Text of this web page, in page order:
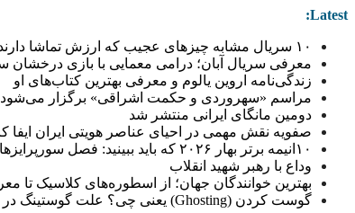
Latest:
۱۰ سریال مشابه چیزهای عجیب که ارزش تماشا دارند
معرفی سریال آبان؛ درامی معمایی با بازی درخشان
زندگی‌نامه اروین یالوم و معرفی بهترین کتاب‌های او
مراسم «سهروردی و حکمت اشراقی» برگزار می‌شود
دومین مانگای ایرانی منتشر شد
صفویه نقش مهمی در احیای عناصر هویتی ایران ایفا
۱۰انیمه برتر بهار ۲۰۲۶ که باید ببینید: فصل سورپرایزها!
وداع با رهبر شهید انقلاب
بهترین خوانندگان جهان؛ از اسطوره‌های کلاسیک تا
گوست کردن (Ghosting) یعنی چی؟ علت گوستینگ در رابطه + راهکار